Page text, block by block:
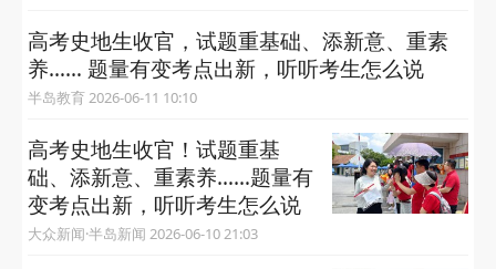
高考史地生收官，试题重基础、添新意、重素
养…… 题量有变考点出新，听听考生怎么说
半岛教育 2026-06-11 10:10
高考史地生收官！试题重基
础、添新意、重素养……题量有
变考点出新，听听考生怎么说
大众新闻·半岛新闻 2026-06-10 21:03